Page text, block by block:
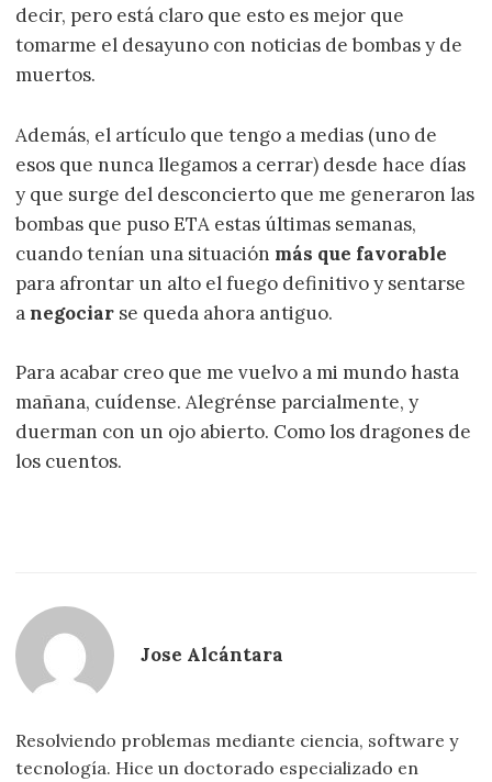
decir, pero está claro que esto es mejor que
tomarme el desayuno con noticias de bombas y de
muertos.
Además, el artículo que tengo a medias (uno de
esos que nunca llegamos a cerrar) desde hace días
y que surge del desconcierto que me generaron las
bombas que puso ETA estas últimas semanas,
cuando tenían una situación más que favorable
para afrontar un alto el fuego definitivo y sentarse
anegociar se queda ahora antiguo.
Para acabar creo que me vuelvo a mi mundo hasta
mañana, cuídense. Alegrénse parcialmente, y
duerman con un ojo abierto. Como los dragones de
los cuentos.
Jose Alcántara
Resolviendo problemas mediante ciencia, software y
tecnología. Hice un doctorado especializado en